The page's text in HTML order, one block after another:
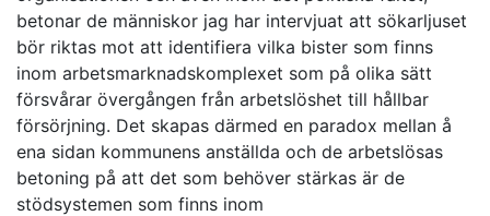
betonar de människor jag har intervjuat att sökarljuset
bör riktas mot att identifiera vilka bister som finns
inom arbetsmarknadskomplexet som på olika sätt
försvårar övergången från arbetslöshet till hållbar
försörjning. Det skapas därmed en paradox mellan å
ena sidan kommunens anställda och de arbetslösas
betoning på att det som behöver stärkas är de
stödsystemen som finns inom